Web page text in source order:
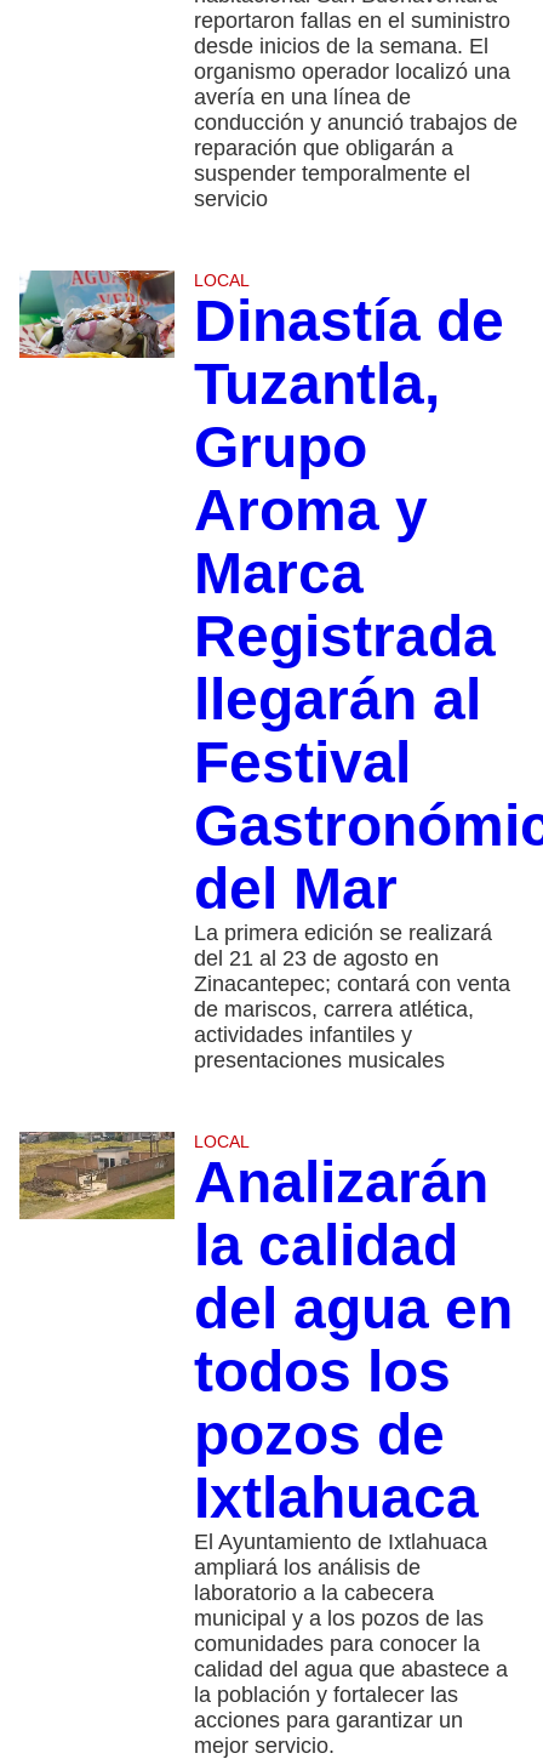
reportaron fallas en el suministro
desde inicios de la semana. El
organismo operador localizó una
avería en una línea de
conducción y anunció trabajos de
reparación que obligarán a
suspender temporalmente el
servicio
LOCAL
Dinastía de
Tuzantla,
Grupo
Aroma y
Marca
Registrada
llegarán al
Festival
del Mar
La primera edición se realizará
del 21 al 23 de agosto en
Zinacantepec; contará con venta
de mariscos, carrera atlética,
actividades infantiles y
presentaciones musicales
LOCAL
Analizarán
la calidad
del agua en
todos los
pozos de
Ixtlahuaca
El Ayuntamiento de Ixtlahuaca
ampliará los análisis de
laboratorio a la cabecera
municipal y a los pozos de las
comunidades para conocer la
calidad del agua que abastece a
la población y fortalecer las
acciones para garantizar un
mejor servicio.